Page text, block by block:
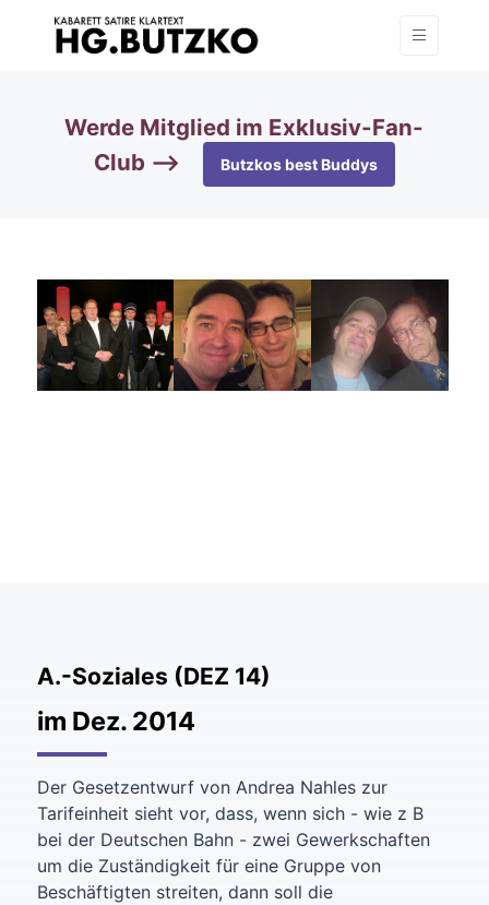
Werde Mitglied im Exklusiv-Fan-
Club —>
Butzkos best Buddys
A.-Soziales (DEZ 14)
im Dez. 2014
Der Gesetzentwurf von Andrea Nahles zur
Tarifeinheit sieht vor, dass, wenn sich - wie z B
bei der Deutschen Bahn - zwei Gewerkschaften
um die Zuständigkeit für eine Gruppe von
Beschäftigten streiten, dann soll die